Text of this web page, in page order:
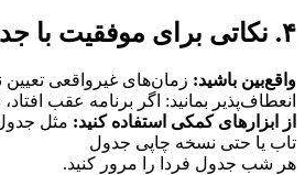
۴. نکاتی برای موفقیت با جدول برنامه‌ریزی
واقع‌بین باشید: زمان‌های غیرواقعی تعیین
انعطاف‌پذیر بمانید: اگر برنامه عقب
از ابزارهای کمکی استفاده کنید: مثل
تاب یا حتی نسخه چاپی جدول
هر شب جدول فردا را مرور کنید.